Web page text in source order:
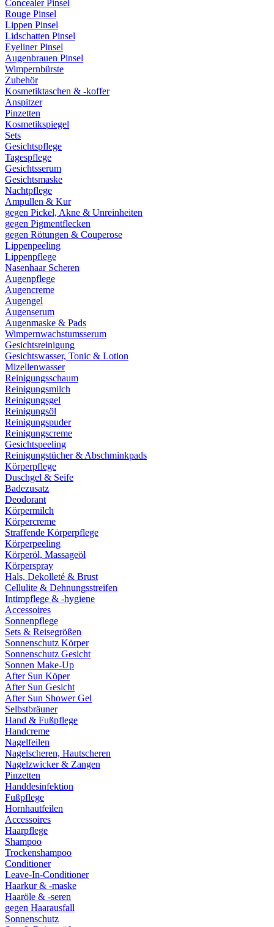
Concealer Pinsel
Rouge Pinsel
Lippen Pinsel
Lidschatten Pinsel
Eyeliner Pinsel
Augenbrauen Pinsel
Wimpernbürste
Zubehör
Kosmetiktaschen & -koffer
Anspitzer
Pinzetten
Kosmetikspiegel
Sets
Gesichtspflege
Tagespflege
Gesichtsserum
Gesichtsmaske
Nachtpflege
Ampullen & Kur
gegen Pickel, Akne & Unreinheiten
gegen Pigmentflecken
gegen Rötungen & Couperose
Lippenpeeling
Lippenpflege
Nasenhaar Scheren
Augenpflege
Augencreme
Augengel
Augenserum
Augenmaske & Pads
Wimpernwachstumsserum
Gesichtsreinigung
Gesichtswasser, Tonic & Lotion
Mizellenwasser
Reinigungsschaum
Reinigungsmilch
Reinigungsgel
Reinigungsöl
Reinigungspuder
Reinigungscreme
Gesichtspeeling
Reinigungstücher & Abschminkpads
Körperpflege
Duschgel & Seife
Badezusatz
Deodorant
Körpermilch
Körpercreme
Straffende Körperpflege
Körperpeeling
Körperöl, Massageöl
Körperspray
Hals, Dekolleté & Brust
Cellulite & Dehnungsstreifen
Intimpflege & -hygiene
Accessoires
Sonnenpflege
Sets & Reisegrößen
Sonnenschutz Körper
Sonnenschutz Gesicht
Sonnen Make-Up
After Sun Köper
After Sun Gesicht
After Sun Shower Gel
Selbstbräuner
Hand & Fußpflege
Handcreme
Nagelfeilen
Nagelscheren, Hautscheren
Nagelzwicker & Zangen
Pinzetten
Handdesinfektion
Fußpflege
Hornhautfeilen
Accessoires
Haarpflege
Shampoo
Trockenshampoo
Conditioner
Leave-In-Conditioner
Haarkur & -maske
Haaröle & -seren
gegen Haarausfall
Sonnenschutz